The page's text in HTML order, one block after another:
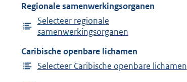
Regionale samenwerkingsorganen
Selecteer regionale
samenwerkingsorganen
Caribische openbare lichamen
Selecteer Caribische openbare lichamen